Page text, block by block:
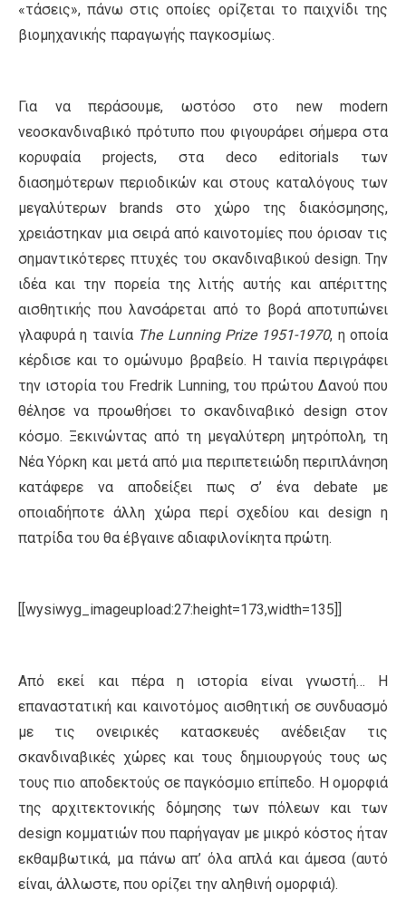
«τάσεις», πάνω στις οποίες ορίζεται το παιχνίδι της
βιομηχανικής παραγωγής παγκοσμίως.
Για να περάσουμε, ωστόσο στο new modern
νεοσκανδιναβικό πρότυπο που φιγουράρει σήμερα στα
κορυφαία projects, στα deco editorials των
διασημότερων περιοδικών και στους καταλόγους των
μεγαλύτερων brands στο χώρο της διακόσμησης,
χρειάστηκαν μια σειρά από καινοτομίες που όρισαν τις
σημαντικότερες πτυχές του σκανδιναβικού design. Tην
ιδέα και την πορεία της λιτής αυτής και απέριττης
αισθητικής που λανσάρεται από το βορά αποτυπώνει
γλαφυρά η ταινία The Lunning Prize 1951-1970, η οποία
κέρδισε και το ομώνυμο βραβείο. Η ταινία περιγράφει
την ιστορία του Fredrik Lunning, του πρώτου Δανού που
θέλησε να προωθήσει το σκανδιναβικό design στον
κόσμο. Ξεκινώντας από τη μεγαλύτερη μητρόπολη, τη
Νέα Υόρκη και μετά από μια περιπετειώδη περιπλάνηση
κατάφερε να αποδείξει πως σ’ ένα debate με
οποιαδήποτε άλλη χώρα περί σχεδίου και design η
πατρίδα του θα έβγαινε αδιαφιλονίκητα πρώτη.
[[wysiwyg_imageupload:27:height=173,width=135]]
Από εκεί και πέρα η ιστορία είναι γνωστή… Η
επαναστατική και καινοτόμος αισθητική σε συνδυασμό
με τις ονειρικές κατασκευές ανέδειξαν τις
σκανδιναβικές χώρες και τους δημιουργούς τους ως
τους πιο αποδεκτούς σε παγκόσμιο επίπεδο. Η ομορφιά
της αρχιτεκτονικής δόμησης των πόλεων και των
design κομματιών που παρήγαγαν με μικρό κόστος ήταν
εκθαμβωτικά, μα πάνω απ’ όλα απλά και άμεσα (αυτό
είναι, άλλωστε, που ορίζει την αληθινή ομορφιά).